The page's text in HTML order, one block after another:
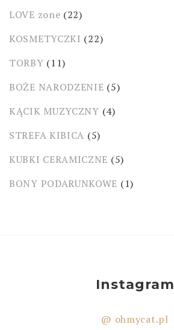
LOVE zone (22)
KOSMETYCZKI (22)
TORBY (11)
BOŻE NARODZENIE (5)
KĄCIK MUZYCZNY (4)
STREFA KIBICA (5)
KUBKI CERAMICZNE (5)
BONY PODARUNKOWE (1)
Instagram
@ ohmycat.pl